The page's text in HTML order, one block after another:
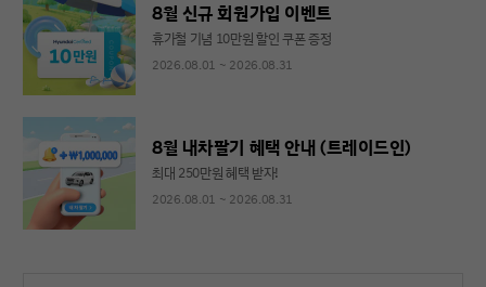
8월 신규 회원가입 이벤트
휴가철 기념 10만원 할인 쿠폰 증정
2026.08.01 ~ 2026.08.31
8월 내차팔기 혜택 안내 (트레이드인)
최대 250만원 혜택 받자!
2026.08.01 ~ 2026.08.31